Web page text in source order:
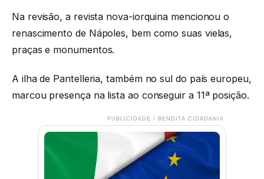
Na revisão, a revista nova-iorquina mencionou o
renascimento de Nápoles, bem como suas vielas,
praças e monumentos.
A ilha de Pantelleria, também no sul do país europeu,
marcou presença na lista ao conseguir a 11ª posição.
PUBLICIDADE / BENDITA CIDADANIA